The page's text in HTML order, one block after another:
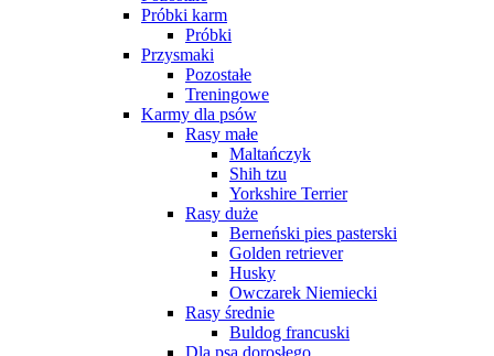
Próbki karm
Próbki
Przysmaki
Pozostałe
Treningowe
Karmy dla psów
Rasy małe
Maltańczyk
Shih tzu
Yorkshire Terrier
Rasy duże
Berneński pies pasterski
Golden retriever
Husky
Owczarek Niemiecki
Rasy średnie
Buldog francuski
Dla psa dorosłego